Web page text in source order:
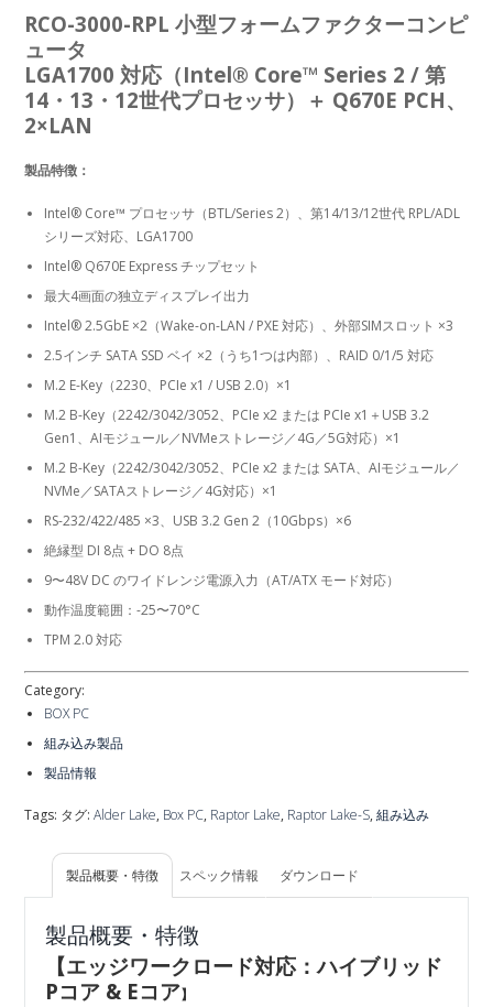
RCO-3000-RPL 小型フォームファクターコンピ
ュータ
LGA1700 対応（Intel® Core™ Series 2 / 第
14・13・12世代プロセッサ）＋ Q670E PCH、
2×LAN
製品特徴：
Intel® Core™ プロセッサ（BTL/Series 2）、第14/13/12世代 RPL/ADL
シリーズ対応、LGA1700
Intel® Q670E Express チップセット
最大4画面の独立ディスプレイ出力
Intel® 2.5GbE ×2（Wake-on-LAN / PXE 対応）、外部SIMスロット ×3
2.5インチ SATA SSD ベイ ×2（うち1つは内部）、RAID 0/1/5 対応
M.2 E-Key（2230、PCIe x1 / USB 2.0）×1
M.2 B-Key（2242/3042/3052、PCIe x2 または PCIe x1＋USB 3.2
Gen1、AIモジュール／NVMeストレージ／4G／5G対応）×1
M.2 B-Key（2242/3042/3052、PCIe x2 または SATA、AIモジュール／
NVMe／SATAストレージ／4G対応）×1
RS-232/422/485 ×3、USB 3.2 Gen 2（10Gbps）×6
絶縁型 DI 8点 + DO 8点
9〜48V DC のワイドレンジ電源入力（AT/ATX モード対応）
動作温度範囲：-25〜70°C
TPM 2.0 対応
Category:
BOX PC
組み込み製品
製品情報
Tags: タグ:Alder Lake, Box PC, Raptor Lake, Raptor Lake-S,組み込み
製品概要・特徴 スペック情報 ダウンロード
製品概要・特徴
【エッジワークロード対応：ハイブリッド
Pコア & Eコア】